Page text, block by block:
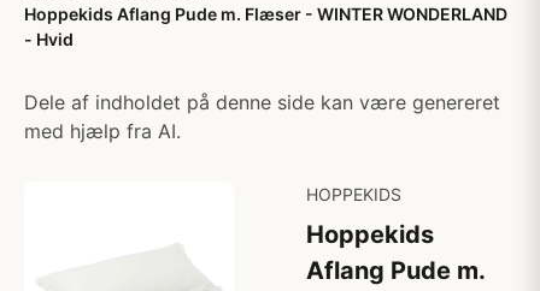
Hoppekids Aflang Pude m. Flæser - WINTER WONDERLAND
- Hvid
Dele af indholdet på denne side kan være genereret
med hjælp fra AI.
HOPPEKIDS
Hoppekids
Aflang Pude m.